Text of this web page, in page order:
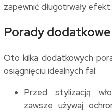
zapewnić długotrwały efekt.
Porady dodatkowe
Oto kilka dodatkowych
osiągnięciu idealnych fal:
Przed stylizacją
zawsze używaj